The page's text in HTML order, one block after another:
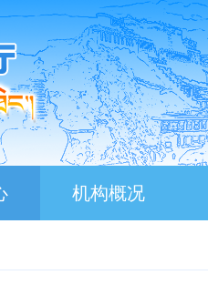
机构概况